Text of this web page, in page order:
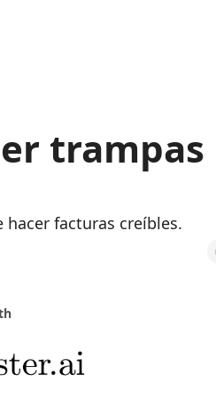
trampas
hacer facturas creíbles.